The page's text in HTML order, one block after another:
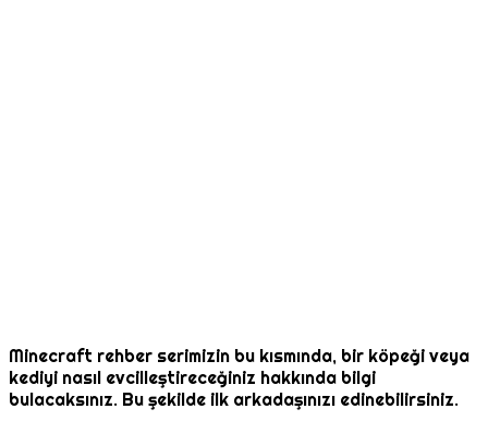
Minecraft rehber serimizin bu kısmında, bir köpeği veya
kediyi nasıl evcilleştireceğiniz hakkında bilgi
bulacaksınız. Bu şekilde ilk arkadaşınızı edinebilirsiniz.